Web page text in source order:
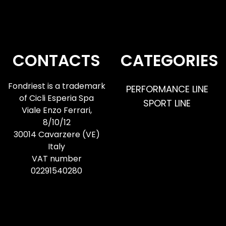
CONTACTS
Fondriest is a trademark
of Cicli Esperia Spa
Viale Enzo Ferrari,
8/10/12
30014 Cavarzere (VE)
Italy
VAT number
02291540280
CATEGORIES
PERFORMANCE LINE
SPORT LINE